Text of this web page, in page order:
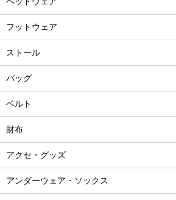
フットウェア
ストール
バッグ
ベルト
財布
アクセ・グッズ
アンダーウェア・ソックス